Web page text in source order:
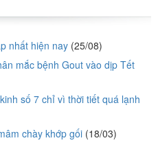
nhất hiện nay (25/08)
mắc bệnh Gout vào dịp Tết
số 7 chỉ vì thời tiết quá lạnh
chày khớp gối (18/03)